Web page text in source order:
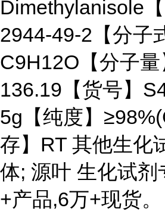
Dimethylanisole【
2944-49-2【分子
C9H12O【分子量
136.19【货号】
5g【纯度】
存】RT 其他生化
体; 源叶 生化试剂
+产品,6万+现货。